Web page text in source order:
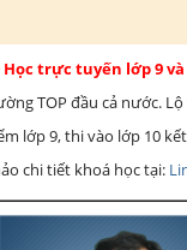
Học trực tuyến lớp 9
TOP đầu cả nước.
lớp 9, thi vào lớp 10
chi tiết khoá học tại: